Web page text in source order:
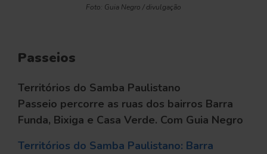
Foto: Guia Negro / divulgação
Passeios
Territórios do Samba Paulistano
Passeio percorre as ruas dos bairros Barra
Funda, Bixiga e Casa Verde. Com Guia Negro
Territórios do Samba Paulistano: Barra